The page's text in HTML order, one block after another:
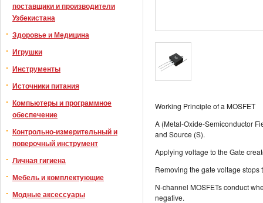
поставщики и производители
Узбекистана
Здоровье и Медицина
Игрушки
Инструменты
Источники питания
Компьютеры и программное
обеспечение
Контрольно-измерительный и
поверочный инструмент
Личная гигиена
Мебель и комплектующие
Модные аксессуары
Working Principle of a MOSFET
A (Metal-Oxide-Semiconductor
and Source (S).
Applying voltage to the Gate
Removing the gate voltage stops
N-channel MOSFETs conduct
negative.